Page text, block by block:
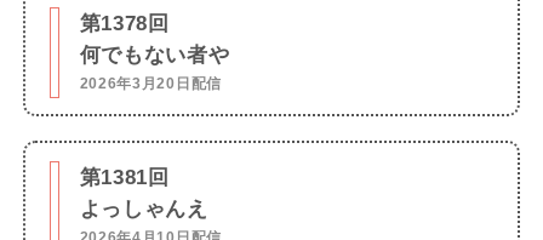
第1378回
何でもない者や
2026年3月20日配信
第1381回
よっしゃんえ